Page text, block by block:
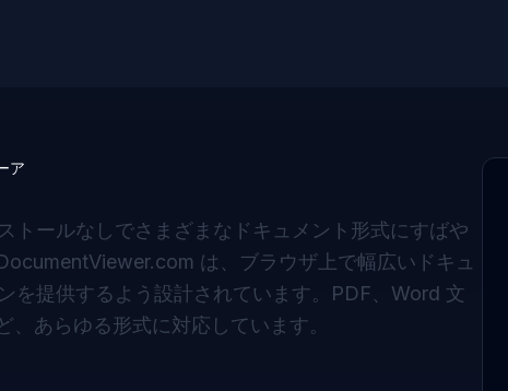
ア
トールなしでさまざまなドキュメント形式にすばや
は、ブラウザ上で幅広いドキュ
を提供するよう設計されています。PDF、Word 文
あらゆる形式に対応しています。